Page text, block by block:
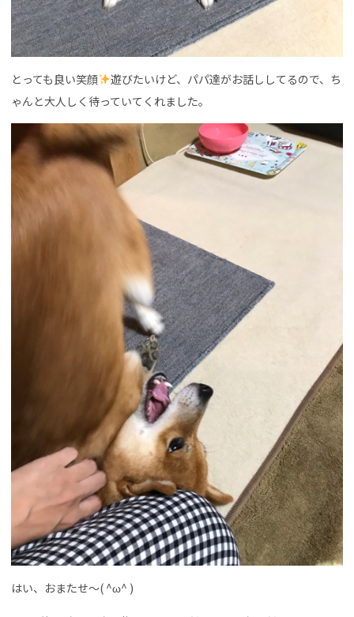
とっても良い笑顔
遊びたいけど、パパ達がお話ししてるので、ち
ゃんと大人しく待っていてくれました。
はい、おまたせ〜( ^ω^ )